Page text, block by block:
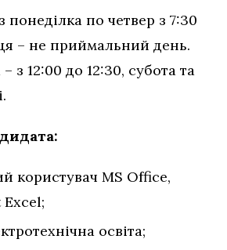
понеділка по четвер з 7:30
– не приймальний день.
з 12:00 до 12:30, субота та
користувач MS Office,
освіта;